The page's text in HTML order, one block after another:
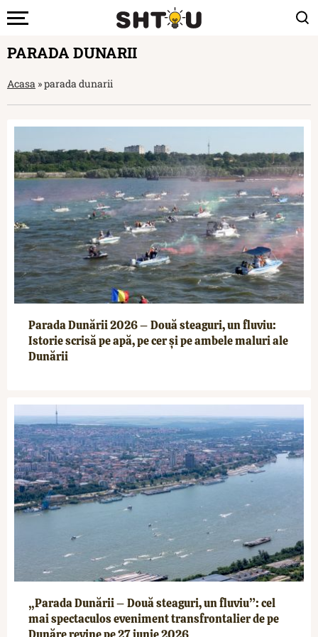
PARADA DUNARII
Acasa »parada dunarii
Parada Dunării 2026 – Două steaguri, un fluviu:
Istorie scrisă pe apă, pe cer și pe ambele maluri ale
Dunării
„Parada Dunării – Două steaguri, un fluviu”: cel
mai spectaculos eveniment transfrontalier de pe